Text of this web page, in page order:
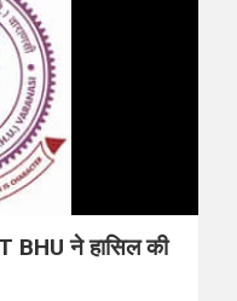
BHU ने हासिल की